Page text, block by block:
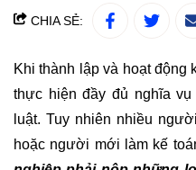
CHIA SẺ:
Khi thành lập và hoạt động
thực hiện đầy đủ nghĩa
luật. Tuy nhiên nhiều
hoặc người mới làm kế